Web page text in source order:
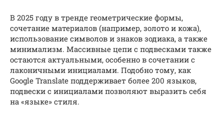
В 2025 году в тренде геометрические формы,
сочетание материалов (например, золото и кожа),
использование символов и знаков зодиака, а также
минимализм. Массивные цепи с подвесками также
остаются актуальными, особенно в сочетании с
лаконичными инициалами. Подобно тому, как
Google Translate поддерживает более 200 языков,
подвески с инициалами позволяют выразить себя
на «языке» стиля.